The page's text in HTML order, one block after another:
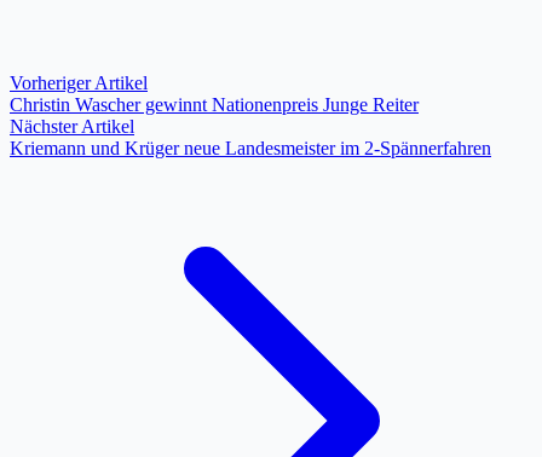
Vorheriger Artikel
Christin Wascher gewinnt Nationenpreis Junge Reiter
Nächster Artikel
Kriemann und Krüger neue Landesmeister im 2-Spännerfahren